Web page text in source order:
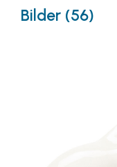
Bilder (56)